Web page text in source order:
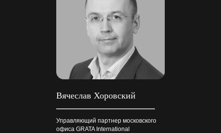
Вячеслав Хоровский
Управляющий партнер московского
офиса GRATA International